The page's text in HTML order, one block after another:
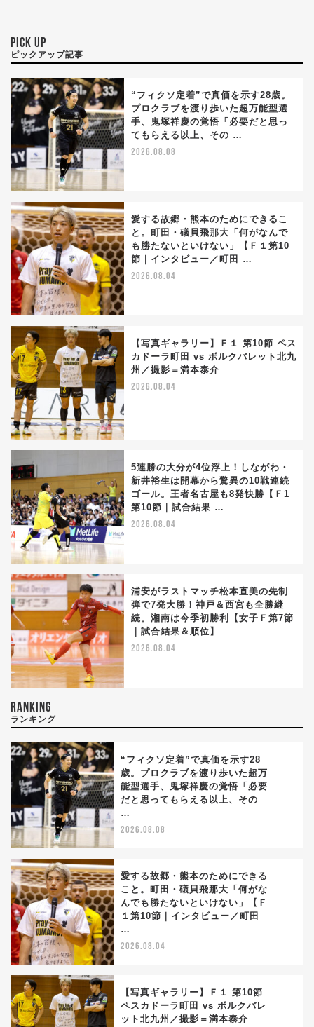
PICK UP
ピックアップ記事
“フィクソ定着”で真価を示す28歳。
プロクラブを渡り歩いた超万能型選
手、鬼塚祥慶の覚悟「必要だと思っ
てもらえる以上、その …
2026.08.08
愛する故郷・熊本のためにできるこ
と。町田・礒貝飛那大「何がなんで
も勝たないといけない」【Ｆ１第10
節｜インタビュー／町田 …
2026.08.04
【写真ギャラリー】Ｆ１ 第10節 ペス
カドーラ町田 vs ボルクバレット北九
州／撮影＝満本泰介
2026.08.04
5連勝の大分が4位浮上！しながわ・
新井裕生は開幕から驚異の10戦連続
ゴール。王者名古屋も8発快勝【Ｆ1
第10節｜試合結果 …
2026.08.04
浦安がラストマッチ松本直美の先制
弾で7発大勝！神戸＆西宮も全勝継
続。湘南は今季初勝利【女子Ｆ第7節
｜試合結果＆順位】
2026.08.04
RANKING
ランキング
“フィクソ定着”で真価を示す28
歳。プロクラブを渡り歩いた超万
能型選手、鬼塚祥慶の覚悟「必要
だと思ってもらえる以上、その
…
2026.08.08
愛する故郷・熊本のためにできる
こと。町田・礒貝飛那大「何がな
んでも勝たないといけない」【Ｆ
１第10節｜インタビュー／町田
…
2026.08.04
【写真ギャラリー】Ｆ１ 第10節
ペスカドーラ町田 vs ボルクバレ
ット北九州／撮影＝満本泰介